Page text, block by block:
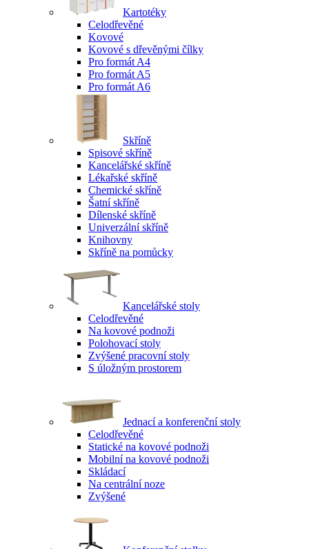
Kartotéky
Celodřevěné
Kovové
Kovové s dřevěnými čílky
Pro formát A4
Pro formát A5
Pro formát A6
Skříně
Spisové skříně
Kancelářské skříně
Lékařské skříně
Chemické skříně
Šatní skříně
Dílenské skříně
Univerzální skříně
Knihovny
Skříně na pomůcky
Kancelářské stoly
Celodřevěné
Na kovové podnoži
Polohovací stoly
Zvýšené pracovní stoly
S úložným prostorem
Jednací a konferenční stoly
Celodřevěné
Statické na kovové podnoži
Mobilní na kovové podnoži
Skládací
Na centrální noze
Zvýšené